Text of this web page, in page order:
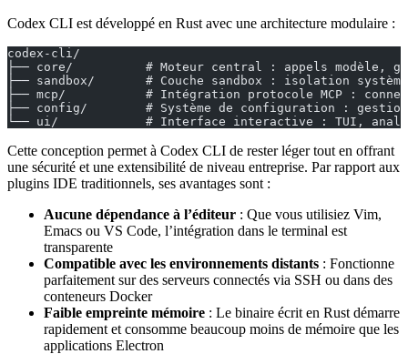
Codex CLI est développé en Rust avec une architecture modulaire :
codex-cli/
├── core/          # Moteur central : appels modèle,
├── sandbox/       # Couche sandbox : isolation
├── mcp/           # Intégration protocole MCP :
├── config/        # Système de configuration :
└── ui/            # Interface interactive : TUI,
Cette conception permet à Codex CLI de rester léger tout en offrant
une sécurité et une extensibilité de niveau entreprise. Par rapport aux
plugins IDE traditionnels, ses avantages sont :
Aucune dépendance à l’éditeur : Que vous utilisiez Vim,
Emacs ou VS Code, l’intégration dans le terminal est
transparente
Compatible avec les environnements distants : Fonctionne
parfaitement sur des serveurs connectés via SSH ou dans des
conteneurs Docker
Faible empreinte mémoire : Le binaire écrit en Rust démarre
rapidement et consomme beaucoup moins de mémoire que les
applications Electron